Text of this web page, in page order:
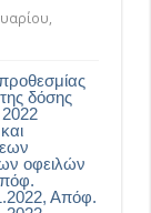
δόσης
2022
οφειλών
Απόφ.